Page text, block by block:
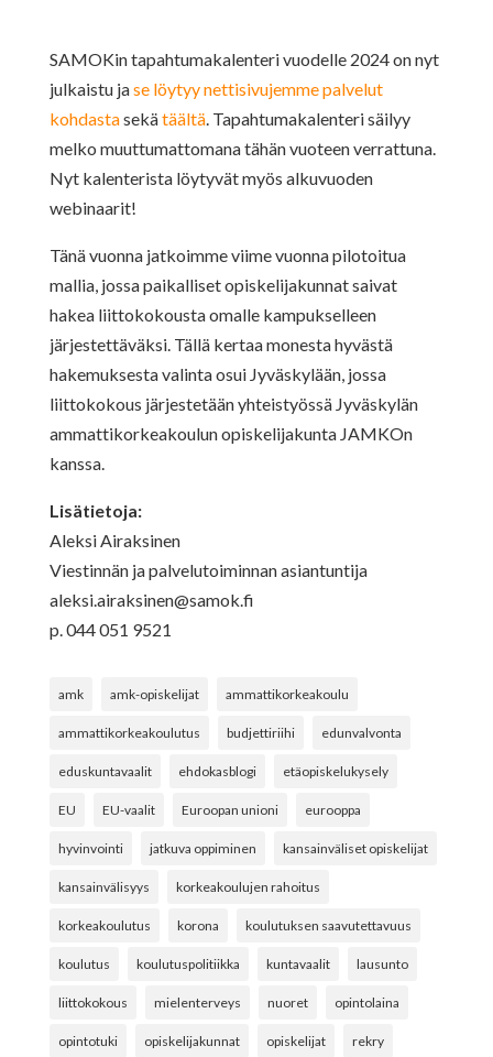
SAMOKin tapahtumakalenteri vuodelle 2024 on nyt
julkaistu jase löytyy nettisivujemme palvelut
kohdastasekätäältä. Tapahtumakalenteri säilyy
melko muuttumattomana tähän vuoteen verrattuna.
Nyt kalenterista löytyvät myös alkuvuoden
webinaarit!
Tänä vuonna jatkoimme viime vuonna pilotoitua
mallia, jossa paikalliset opiskelijakunnat saivat
hakea liittokokousta omalle kampukselleen
järjestettäväksi. Tällä kertaa monesta hyvästä
hakemuksesta valinta osui Jyväskylään, jossa
liittokokous järjestetään yhteistyössä Jyväskylän
ammattikorkeakoulun opiskelijakunta JAMKOn
kanssa.
Lisätietoja:
Aleksi Airaksinen
Viestinnän ja palvelutoiminnan asiantuntija
aleksi.airaksinen@samok.fi
p. 044 051 9521
amk amk-opiskelijat ammattikorkeakoulu
ammattikorkeakoulutus budjettiriihi edunvalvonta
eduskuntavaalit ehdokasblogi etäopiskelukysely
EU EU-vaalit Euroopan unioni eurooppa
hyvinvointi jatkuva oppiminen kansainväliset opiskelijat
kansainvälisyys korkeakoulujen rahoitus
korkeakoulutus korona koulutuksen saavutettavuus
koulutus koulutuspolitiikka kuntavaalit lausunto
liittokokous mielenterveys nuoret opintolaina
opintotuki opiskelijakunnat opiskelijat rekry